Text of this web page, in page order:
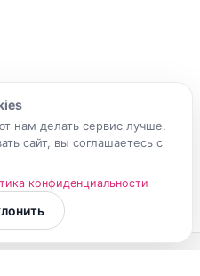
нам делать сервис лучше.
сайт, вы соглашаетесь с
конфиденциальности